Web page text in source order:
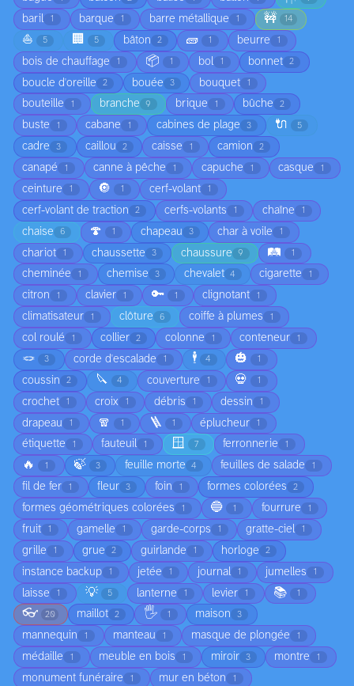
baril 1 barque 1 barre métallique 1 🚧 14
⛵ 5 🏢 5 bâton 2 🧱 1 beurre 1
bois de chauffage 1 📦 1 bol 1 bonnet 2
boucle d'oreille 2 bouée 3 bouquet 1
bouteille 1 branche 9 brique 1 bûche 2
buste 1 cabane 1 cabines de plage 3 🔌 5
cadre 3 caillou 2 caisse 1 camion 2
canapé 1 canne à pêche 1 capuche 1 casque 1
ceinture 1 🔘 1 cerf-volant 1
cerf-volant de traction 2 cerfs-volants 1 chaîne 1
chaise 6 🍄 1 chapeau 3 char à voile 1
chariot 1 chaussette 3 chaussure 9 🛤️ 1
cheminée 1 chemise 3 chevalet 4 cigarette 1
citron 1 clavier 1 🔑 1 clignotant 1
climatisateur 1 clôture 6 coiffe à plumes 1
col roulé 1 collier 2 colonne 1 conteneur 1
🪢 3 corde d'escalade 1 🕴️ 4 🎃 1
coussin 2 🔪 4 couverture 1 💀 1
crochet 1 croix 1 débris 1 dessin 1
drapeau 1 🧣 1 🪜 1 éplucheur 1
étiquette 1 fauteuil 1 🪟 7 ferronnerie 1
🔥 1 🍃 3 feuille morte 4 feuilles de salade 1
fil de fer 1 fleur 3 foin 1 formes colorées 2
formes géométriques colorées 1 🔵 1 fourrure 1
fruit 1 gamelle 1 garde-corps 1 gratte-ciel 1
grille 1 grue 2 guirlande 1 horloge 2
instance backup 1 jetée 1 journal 1 jumelles 1
laisse 1 💡 5 lanterne 1 levier 1 📚 1
👓 20 maillot 2 🖐️ 1 maison 3
mannequin 1 manteau 1 masque de plongée 1
médaille 1 meuble en bois 1 miroir 3 montre 1
monument funéraire 1 mur en béton 1